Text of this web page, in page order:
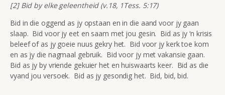
[2] Bid by elke geleentheid (v.18, 1Tess. 5:17)
Bid in die oggend as jy opstaan en in die aand voor jy gaan
slaap. Bid voor jy eet en saam met jou gesin. Bid as jy ‘n krisis
beleef of as jy goeie nuus gekry het. Bid voor jy kerk toe kom
en as jy die nagmaal gebruik. Bid voor jy met vakansie gaan.
Bid as jy by vriende gekuier het en huiswaarts keer. Bid as die
vyand jou versoek. Bid as jy gesondig het. Bid, bid, bid.